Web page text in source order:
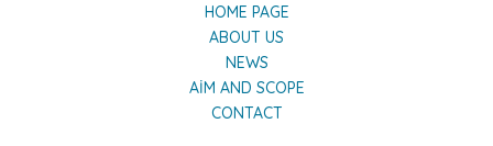
HOME PAGE
ABOUT US
NEWS
AIM AND SCOPE
CONTACT